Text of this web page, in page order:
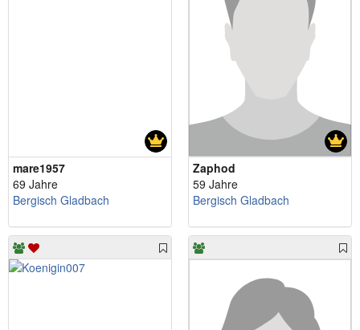
mare1957
69 Jahre
Bergisch Gladbach
Zaphod
59 Jahre
Bergisch Gladbach